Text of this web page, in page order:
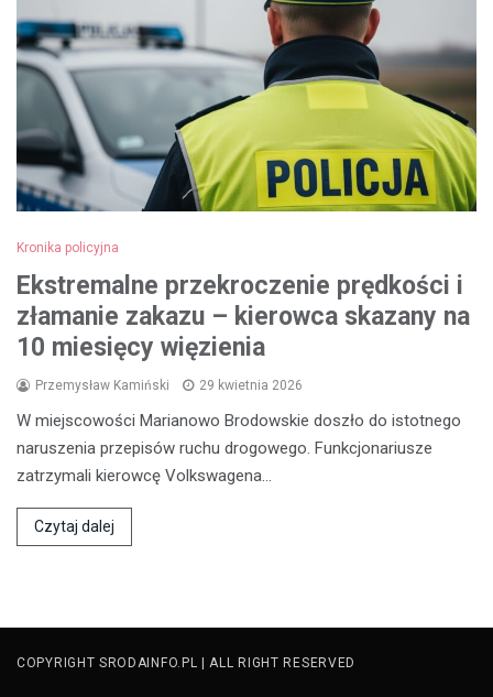
Kronika policyjna
Ekstremalne przekroczenie prędkości i
złamanie zakazu – kierowca skazany na
10 miesięcy więzienia
Przemysław Kamiński 29 kwietnia 2026
W miejscowości Marianowo Brodowskie doszło do istotnego
naruszenia przepisów ruchu drogowego. Funkcjonariusze
zatrzymali kierowcę Volkswagena…
Czytaj dalej
COPYRIGHT SRODAINFO.PL | ALL RIGHT RESERVED